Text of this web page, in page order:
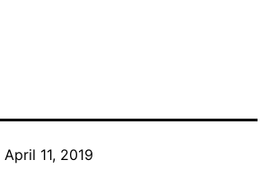
April 11, 2019